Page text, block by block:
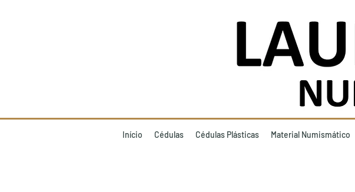
Início Cédulas Cédulas Plásticas Material Numismático